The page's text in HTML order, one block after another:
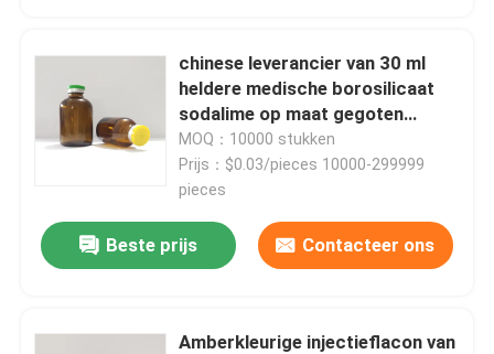
chinese leverancier van 30 ml
heldere medische borosilicaat
sodalime op maat gegoten
glazen fles
MOQ：10000 stukken
Prijs：$0.03/pieces 10000-299999
pieces
Beste prijs Contacteer ons
Amberkleurige injectieflacon van